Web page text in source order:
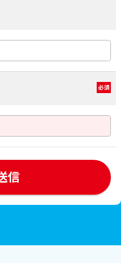
必須